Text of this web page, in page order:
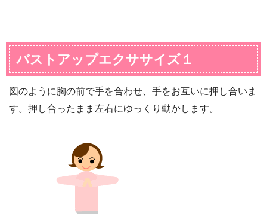
バストアップエクササイズ１
図のように胸の前で手を合わせ、手をお互いに押し合いま
す。押し合ったまま左右にゆっくり動かします。